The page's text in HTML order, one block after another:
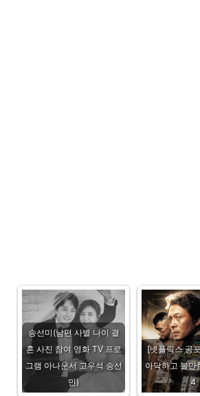
송선미(남편 사별 나이 결
혼 사진 참여 영화 TV 프로
그램 아나운서 고우석 송선
민)
[넷플릭스 공
아닥하고 볼만
4